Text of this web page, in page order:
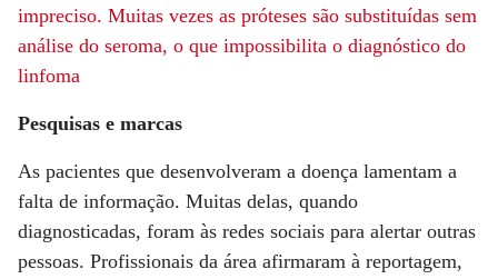
impreciso. Muitas vezes as próteses são substituídas sem
análise do seroma, o que impossibilita o diagnóstico do
linfoma
Pesquisas e marcas
As pacientes que desenvolveram a doença lamentam a
falta de informação. Muitas delas, quando
diagnosticadas, foram às redes sociais para alertar outras
pessoas. Profissionais da área afirmaram à reportagem,